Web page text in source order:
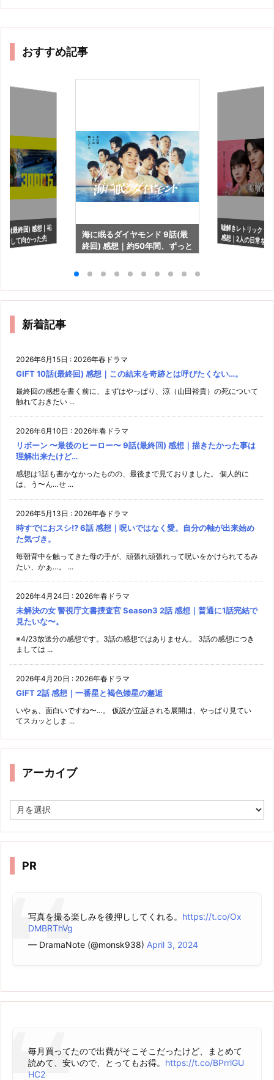
おすすめ記事
(最終回) 感想｜祐
ンして向かった先
海に眠るダイヤモンド 9話(最
終回) 感想｜約50年間、ずっと
嘘解きレトリック
感想｜2人の日常を
見たい…
新着記事
2026年6月15日 : 2026年春ドラマ
GIFT 10話(最終回) 感想｜この結末を奇跡とは呼びたくない…。
最終回の感想を書く前に、まずはやっぱり、涼（山田裕貴）の死について
触れておきたい ...
2026年6月10日 : 2026年春ドラマ
リボーン 〜最後のヒーロー〜 9話(最終回) 感想｜描きたかった事は
理解出来たけど…
感想は1話も書かなかったものの、最後まで見ておりました。 個人的に
は、う〜ん…せ ...
2026年5月13日 : 2026年春ドラマ
時すでにおスシ!? 6話 感想｜呪いではなく愛。自分の軸が出来始め
た気づき。
毎朝背中を触ってきた母の手が、頑張れ頑張れって呪いをかけられてるみ
たい、かぁ…。 ...
2026年4月24日 : 2026年春ドラマ
未解決の女 警視庁文書捜査官 Season3 2話 感想｜普通に1話完結で
見たいな〜。
※4/23放送分の感想です。3話の感想ではありません。 3話の感想につき
ましては ...
2026年4月20日 : 2026年春ドラマ
GIFT 2話 感想｜一番星と褐色矮星の邂逅
いやぁ、面白いですね〜…。 仮説が立証される展開は、やっぱり見てい
てスカッとしま ...
アーカイブ
ー
イ
PR
写真を撮る楽しみを後押ししてくれる。 https://t.co/Ox
DMBRThVg
— DramaNote (@monsk938) April 3, 2024
毎月買ってたので出費がそこそこだったけど、まとめて
読めて、安いので、とってもお得。 https://t.co/BPrrlGU
HC2